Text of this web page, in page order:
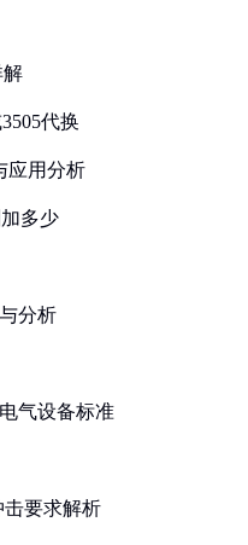
解
代换
应用分析
多少
分析
气设备标准
击要求解析